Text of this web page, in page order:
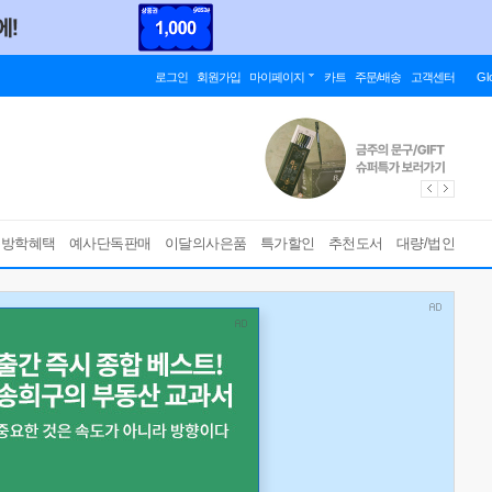
로그인 회원가입 마이페이지 카트 주문/배송 고객센터
학혜택 예사단독판매 이달의사은품 특가할인 추천도서 대량/법인